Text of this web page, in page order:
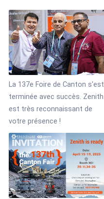
La 137e Foire de Canton s'est
terminée avec succès. Zenith
est très reconnaissant de
votre présence !